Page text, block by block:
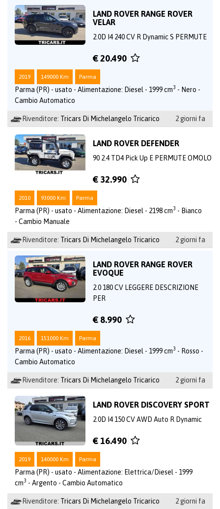
LAND ROVER RANGE ROVER
VELAR
2.0D I4 240 CV R Dynamic S PERMUTE
€ 20.490
2019 149000 Km Parma
Parma (PR) - usato - Alimentazione: Diesel - 1999 cm3 - Nero -
Cambio Automatico
Rivenditore: Tricars Di Michelangelo Tricarico 2 giorni fa
LAND ROVER DEFENDER
90 2.4 TD4 Pick Up E PERMUTE OMOLO
€ 32.990
2010 93000 Km Parma
Parma (PR) - usato - Alimentazione: Diesel - 2198 cm3 - Bianco
- Cambio Manuale
Rivenditore: Tricars Di Michelangelo Tricarico 2 giorni fa
LAND ROVER RANGE ROVER
EVOQUE
2.0 180 CV LEGGERE DESCRIZIONE
PER
€ 8.990
2016 151000 Km Parma
Parma (PR) - usato - Alimentazione: Diesel - 1999 cm3 - Rosso -
Cambio Automatico
Rivenditore: Tricars Di Michelangelo Tricarico 2 giorni fa
LAND ROVER DISCOVERY SPORT
2.0D I4 150 CV AWD Auto R Dynamic
€ 16.490
2019 140000 Km Parma
Parma (PR) - usato - Alimentazione: Elettrica/Diesel - 1999
cm3 - Argento - Cambio Automatico
Rivenditore: Tricars Di Michelangelo Tricarico 2 giorni fa